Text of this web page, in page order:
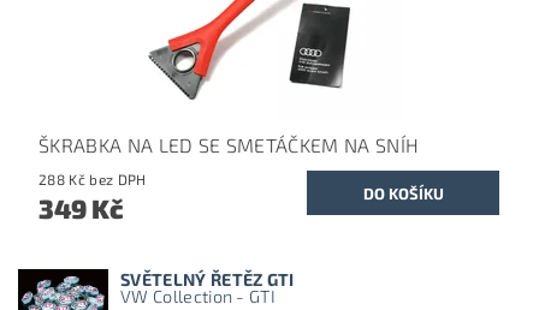
ŠKRABKA NA LED SE SMETÁČKEM NA SNÍH
288 Kč bez DPH
349 Kč
SVĚTELNÝ ŘETĚZ GTI
VW Collection - GTI